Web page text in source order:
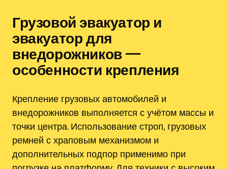
Грузовой эвакуатор и
эвакуатор для
внедорожников —
особенности крепления
Крепление грузовых автомобилей и
внедорожников выполняется с учётом массы и
точки центра. Использование строп, грузовых
ремней с храповым механизмом и
дополнительных подпор применимо при